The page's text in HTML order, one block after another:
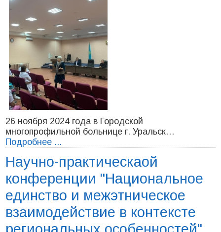
26 ноября 2024 года в Городской
многопрофильной больнице г. Уральск…
Подробнее ...
Научно-практическаой
конференции "Национальное
единство и межэтническое
взаимодействие в контексте